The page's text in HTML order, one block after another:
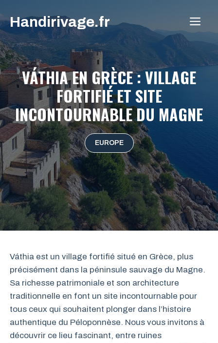
au
contenu
Handirivage.fr
VÁTHIA EN GRÈCE : VILLAGE
FORTIFIÉ ET SITE
INCONTOURNABLE DU MAGNE
EUROPE
Váthia est un village fortifié situé en Grèce, plus
précisément dans la péninsule sauvage du Magne.
Sa richesse patrimoniale et son architecture
traditionnelle en font un site incontournable pour
tous ceux qui souhaitent plonger dans l’histoire
authentique du Péloponnèse. Nous vous invitons à
découvrir ce lieu fascinant, entre ruines